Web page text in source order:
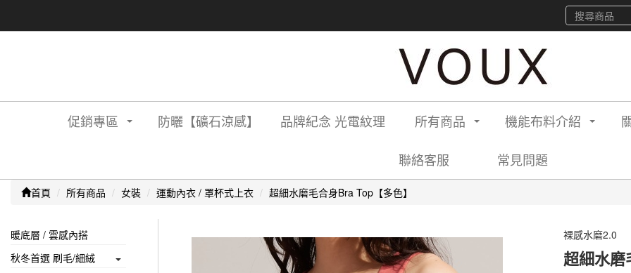
促銷專區 防曬【礦石涼感】 品牌紀念 光電紋理 所有商品 機能布料介紹
聯絡客服 常見問題
首頁 所有商品 女裝 運動內衣 / 罩杯式上衣 超細水磨毛合身Bra Top【多色】
暖底層 / 雲感內搭
秋冬首選 刷毛/細絨
裸感水磨2.0
超細水